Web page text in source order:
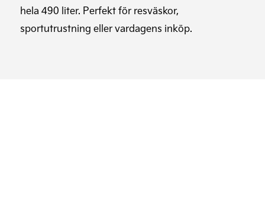
hela 490 liter. Perfekt för resväskor,
sportutrustning eller vardagens inköp.